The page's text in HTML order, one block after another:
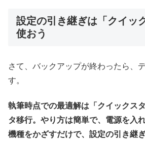
設定の引き継ぎは「クイッ
使おう
さて、バックアップが終わったら、
す。
執筆時点での最適解は「クイックス
タ移行。やり方は簡単で、電源を入
機種をかざすだけで、設定の引き継